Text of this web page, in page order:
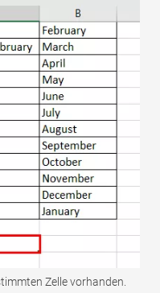
Zelle vorhanden.